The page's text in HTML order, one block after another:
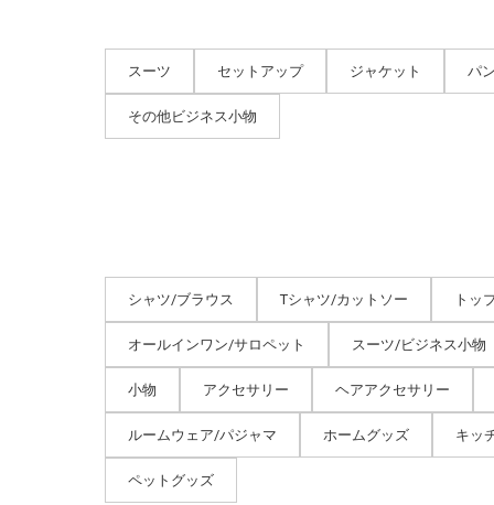
スーツ セットアップ ジャケット パ
その他ビジネス小物
シャツ/ブラウス Tシャツ/カットソー トッ
オールインワン/サロペット スーツ/ビジネス小物
小物 アクセサリー ヘアアクセサリー
ルームウェア/パジャマ ホームグッズ キッ
ペットグッズ